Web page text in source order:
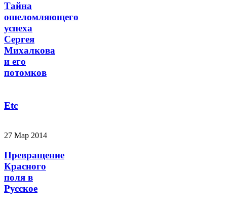
Тайна
ошеломляющего
успеха
Сергея
Михалкова
и его
потомков
Etc
27 Мар 2014
Превращение
Красного
поля в
Русское